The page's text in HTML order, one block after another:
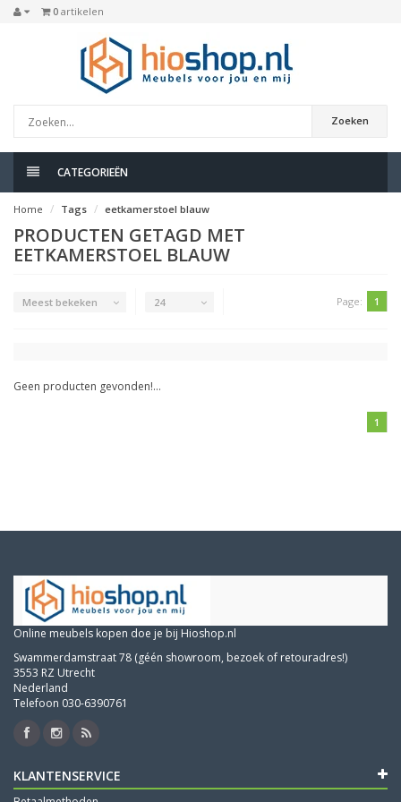
0 artikelen
Zoeken
CATEGORIEËN
Home Tags eetkamerstoel blauw
PRODUCTEN GETAGD MET
EETKAMERSTOEL BLAUW
Meest bekeken 24 Page: 1
Geen producten gevonden!...
1
Online meubels kopen doe je bij Hioshop.nl
Swammerdamstraat 78 (géén showroom, bezoek of retouradres!)
3553 RZ Utrecht
Nederland
Telefoon 030-6390761
KLANTENSERVICE